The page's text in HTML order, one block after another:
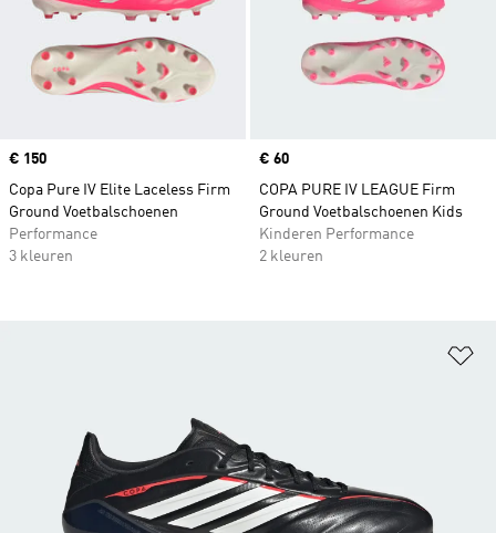
Price
€ 150
Copa Pure IV Elite Laceless Firm
Ground Voetbalschoenen
Performance
3 kleuren
Price
€ 60
COPA PURE IV LEAGUE Firm
Ground Voetbalschoenen Kids
Kinderen Performance
2 kleuren